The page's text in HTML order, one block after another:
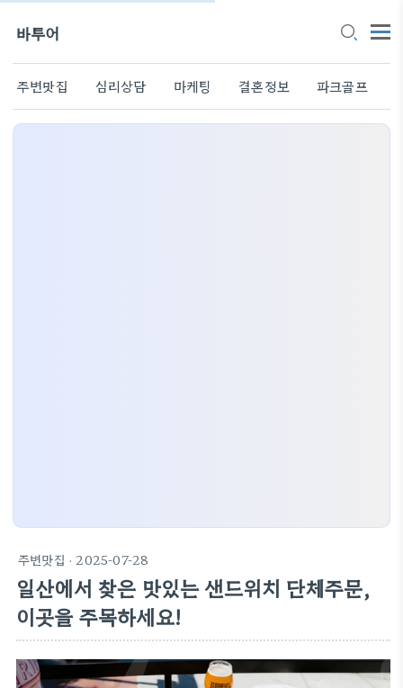
바투어
주변맛집 심리상담 마케팅 결혼정보 파크골프
주변맛집 · 2025-07-28
일산에서 찾은 맛있는 샌드위치 단체주문,
이곳을 주목하세요!